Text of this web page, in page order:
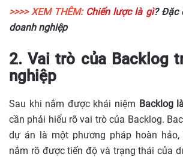
>>>> XEM THÊM: Chiến lược là gì? Đặc
doanh nghiệp
2. Vai trò của Backlog
nghiệp
Sau khi nắm được khái niệm Backlog
cần phải hiểu rõ vai trò của Backlog.
dự án là một phương pháp hoàn
nắm rõ được tiến độ và trạng thái của